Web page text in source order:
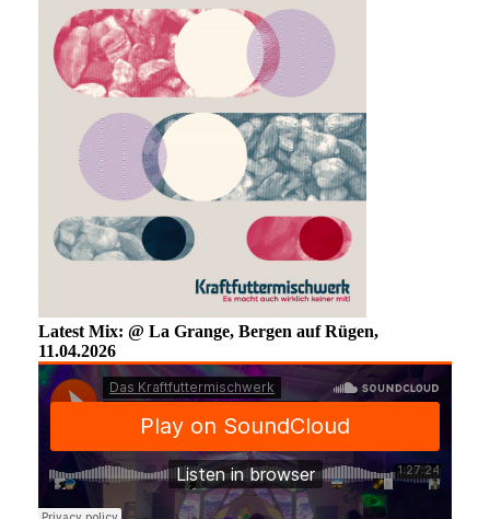
Latest Mix: @ La Grange, Bergen auf Rügen,
11.04.2026